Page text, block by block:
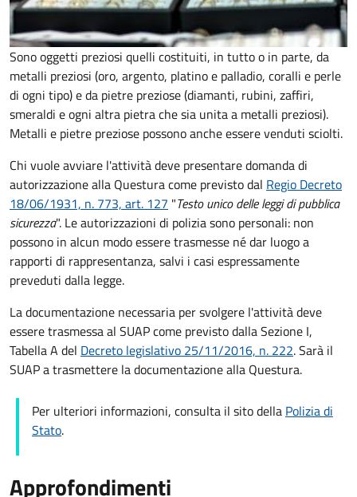
Sono oggetti preziosi quelli costituiti, in tutto o in parte, da
metalli preziosi (oro, argento, platino e palladio, coralli e perle
di ogni tipo) e da pietre preziose (diamanti, rubini, zaffiri,
smeraldi e ogni altra pietra che sia unita a metalli preziosi).
Metalli e pietre preziose possono anche essere venduti sciolti.
Chi vuole avviare l'attività deve presentare domanda di
autorizzazione alla Questura come previsto dal Regio Decreto
18/06/1931, n. 773, art. 127 "Testo unico delle leggi di pubblica
sicurezza". Le autorizzazioni di polizia sono personali: non
possono in alcun modo essere trasmesse né dar luogo a
rapporti di rappresentanza, salvi i casi espressamente
preveduti dalla legge.
La documentazione necessaria per svolgere l'attività deve
essere trasmessa al SUAP come previsto dalla Sezione I,
Tabella A del Decreto legislativo 25/11/2016, n. 222. Sarà il
SUAP a trasmettere la documentazione alla Questura.
Per ulteriori informazioni, consulta il sito della Polizia di
Stato.
Approfondimenti